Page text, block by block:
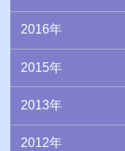
2016年
2015年
2013年
2012年